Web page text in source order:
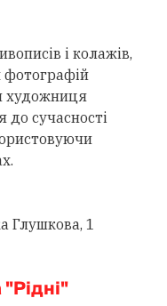
і колажів,
фотографій
художниця
до сучасності
Глушкова, 1